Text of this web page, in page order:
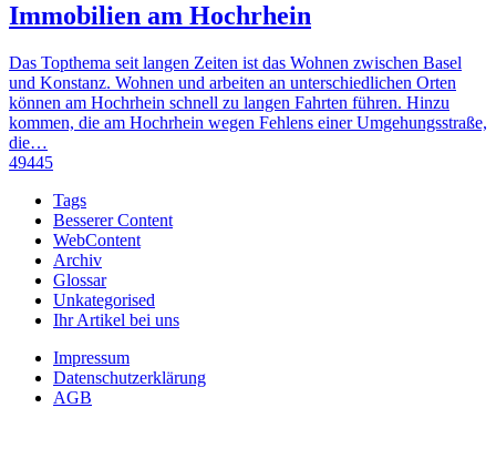
Immobilien am Hochrhein
Das Topthema seit langen Zeiten ist das Wohnen zwischen Basel
und Konstanz. Wohnen und arbeiten an unterschiedlichen Orten
können am Hochrhein schnell zu langen Fahrten führen. Hinzu
kommen, die am Hochrhein wegen Fehlens einer Umgehungsstraße,
die…
49445
Tags
Besserer Content
WebContent
Archiv
Glossar
Unkategorised
Ihr Artikel bei uns
Impressum
Datenschutzerklärung
AGB